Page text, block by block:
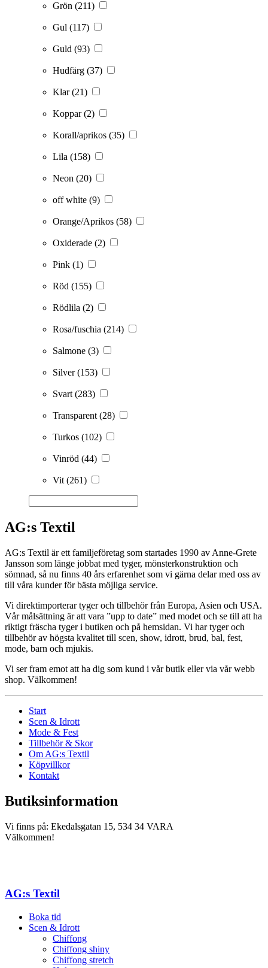
Grön (211)
Gul (117)
Guld (93)
Hudfärg (37)
Klar(21)
Koppar(2)
Korall/aprikos (35)
Lila (158)
Neon (20)
off white (9)
Orange/Aprikos (58)
Oxiderade (2)
Pink (1)
Röd (155)
Rödlila (2)
Rosa/fuschia (214)
Salmone (3)
Silver(153)
Svart(283)
Transparent(28)
Turkos (102)
Vinröd (44)
Vit(261)
AG:s Textil
AG:s Textil är ett familjeföretag som startades 1990 av Anne-Grete
Jansson som länge jobbat med tyger, mönsterkonstruktion och
sömnad, så nu finns 40 års erfarenhet som vi gärna delar med oss av
till våra kunder för bästa möjliga service.
Vi direktimporterar tyger och tillbehör från Europa, Asien och USA.
Vår målsättning är att vara ”upp to date” med modet och se till att ha
riktigt fräscha tyger i butiken och på hemsidan. Vi har tyger och
tillbehör av högsta kvalitet till scen, show, idrott, brud, bal, fest,
mode, barn och mjukis.
Vi ser fram emot att ha dig som kund i vår butik eller via vår webb
shop. Välkommen!
Start
Scen & Idrott
Mode & Fest
Tillbehör & Skor
Om AG:s Textil
Köpvillkor
Kontakt
Butiksinformation
Vi finns på: Ekedalsgatan 15, 534 34 VARA
Välkommen!
AG:s Textil
Boka tid
Scen & Idrott
Chiffong
Chiffong shiny
Chiffong stretch